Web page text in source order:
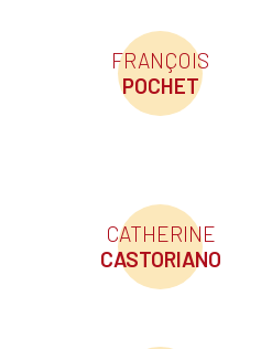
FRANÇOIS
POCHET
CATHERINE
CASTORIANO